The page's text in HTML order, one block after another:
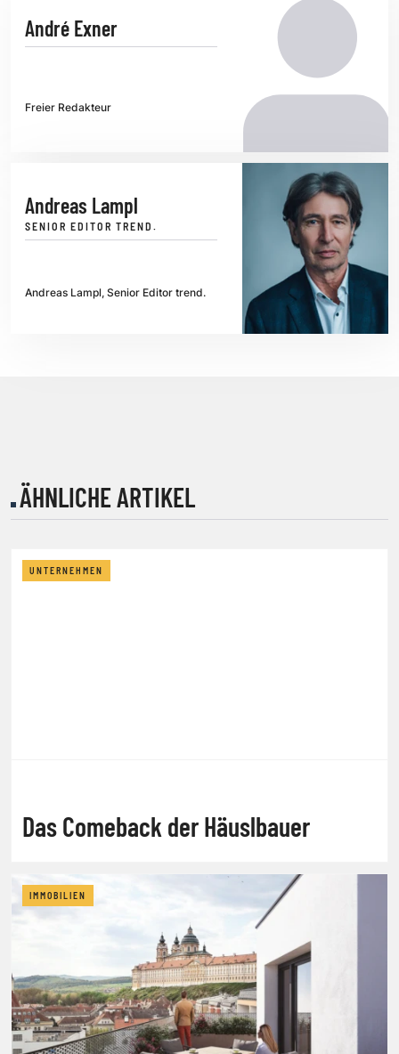
André Exner
Freier Redakteur
Andreas Lampl
SENIOR EDITOR TREND.
Andreas Lampl, Senior Editor trend.
ÄHNLICHE ARTIKEL
UNTERNEHMEN
Das Comeback der Häuslbauer
IMMOBILIEN